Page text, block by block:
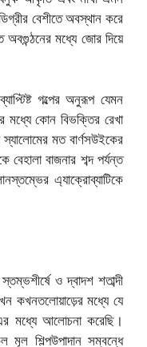
বেশীতে অবস্থান করে
অবগুন্ঠনের মধ্যে জোর দিয়ে
গল্পের অনুরূপ যেমন
মধ্যে কোন বিভক্তির রেখা
মত বার্ণসউইকের
বেহালা বাজনার শব্দ পর্যন্ত
এ্যাক্রোব্যাটিকে
ও দ্বাদশ শতাব্দী
কখনতলোয়াড়ের মধ্যে যে
মধ্যে আলোচনা করেছি।
শিল্পউপাদান সম্বন্ধে